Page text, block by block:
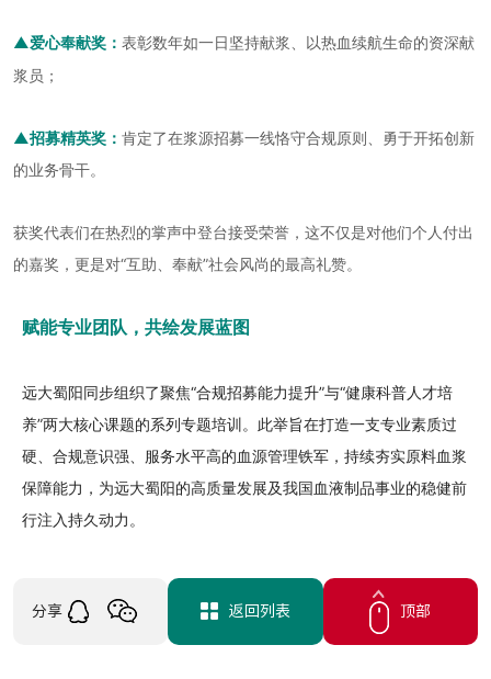
浆员；
▲招募精英奖：肯定了在浆源招募一线恪守合规原则、勇于开拓创新
的业务骨干。
“互助、奉献”社会风尚的最高礼赞。
赋能专业团队，共绘发展蓝图